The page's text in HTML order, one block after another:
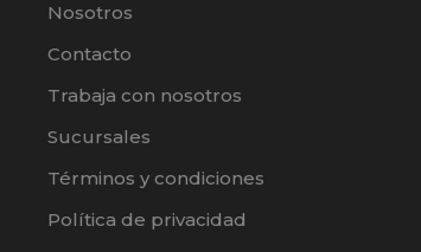
Nosotros
Contacto
Trabaja con nosotros
Sucursales
Términos y condiciones
Política de privacidad